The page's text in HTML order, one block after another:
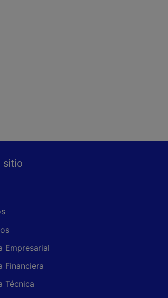
sitio
Empresarial
Financiera
Técnica